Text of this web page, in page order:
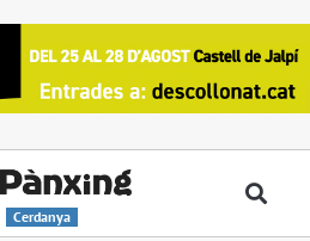
Cerdanya